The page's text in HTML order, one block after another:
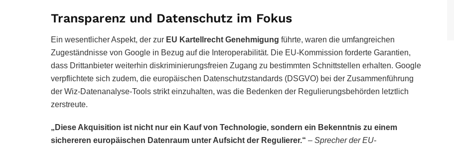
Transparenz und Datenschutz im Fokus
Ein wesentlicher Aspekt, der zur EU Kartellrecht Genehmigung führte, waren die umfangreichen
Zugeständnisse von Google in Bezug auf die Interoperabilität. Die EU-Kommission forderte Garantien,
dass Drittanbieter weiterhin diskriminierungsfreien Zugang zu bestimmten Schnittstellen erhalten. Google
verpflichtete sich zudem, die europäischen Datenschutzstandards (DSGVO) bei der Zusammenführung
der Wiz-Datenanalyse-Tools strikt einzuhalten, was die Bedenken der Regulierungsbehörden letztlich
zerstreute.
„Diese Akquisition ist nicht nur ein Kauf von Technologie, sondern ein Bekenntnis zu einem
sichereren europäischen Datenraum unter Aufsicht der Regulierer.“ – Sprecher der EU-